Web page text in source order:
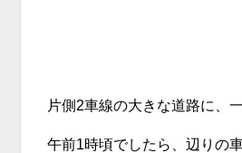
片側2車線の大きな道路に、
午前1時頃でしたら、辺りの